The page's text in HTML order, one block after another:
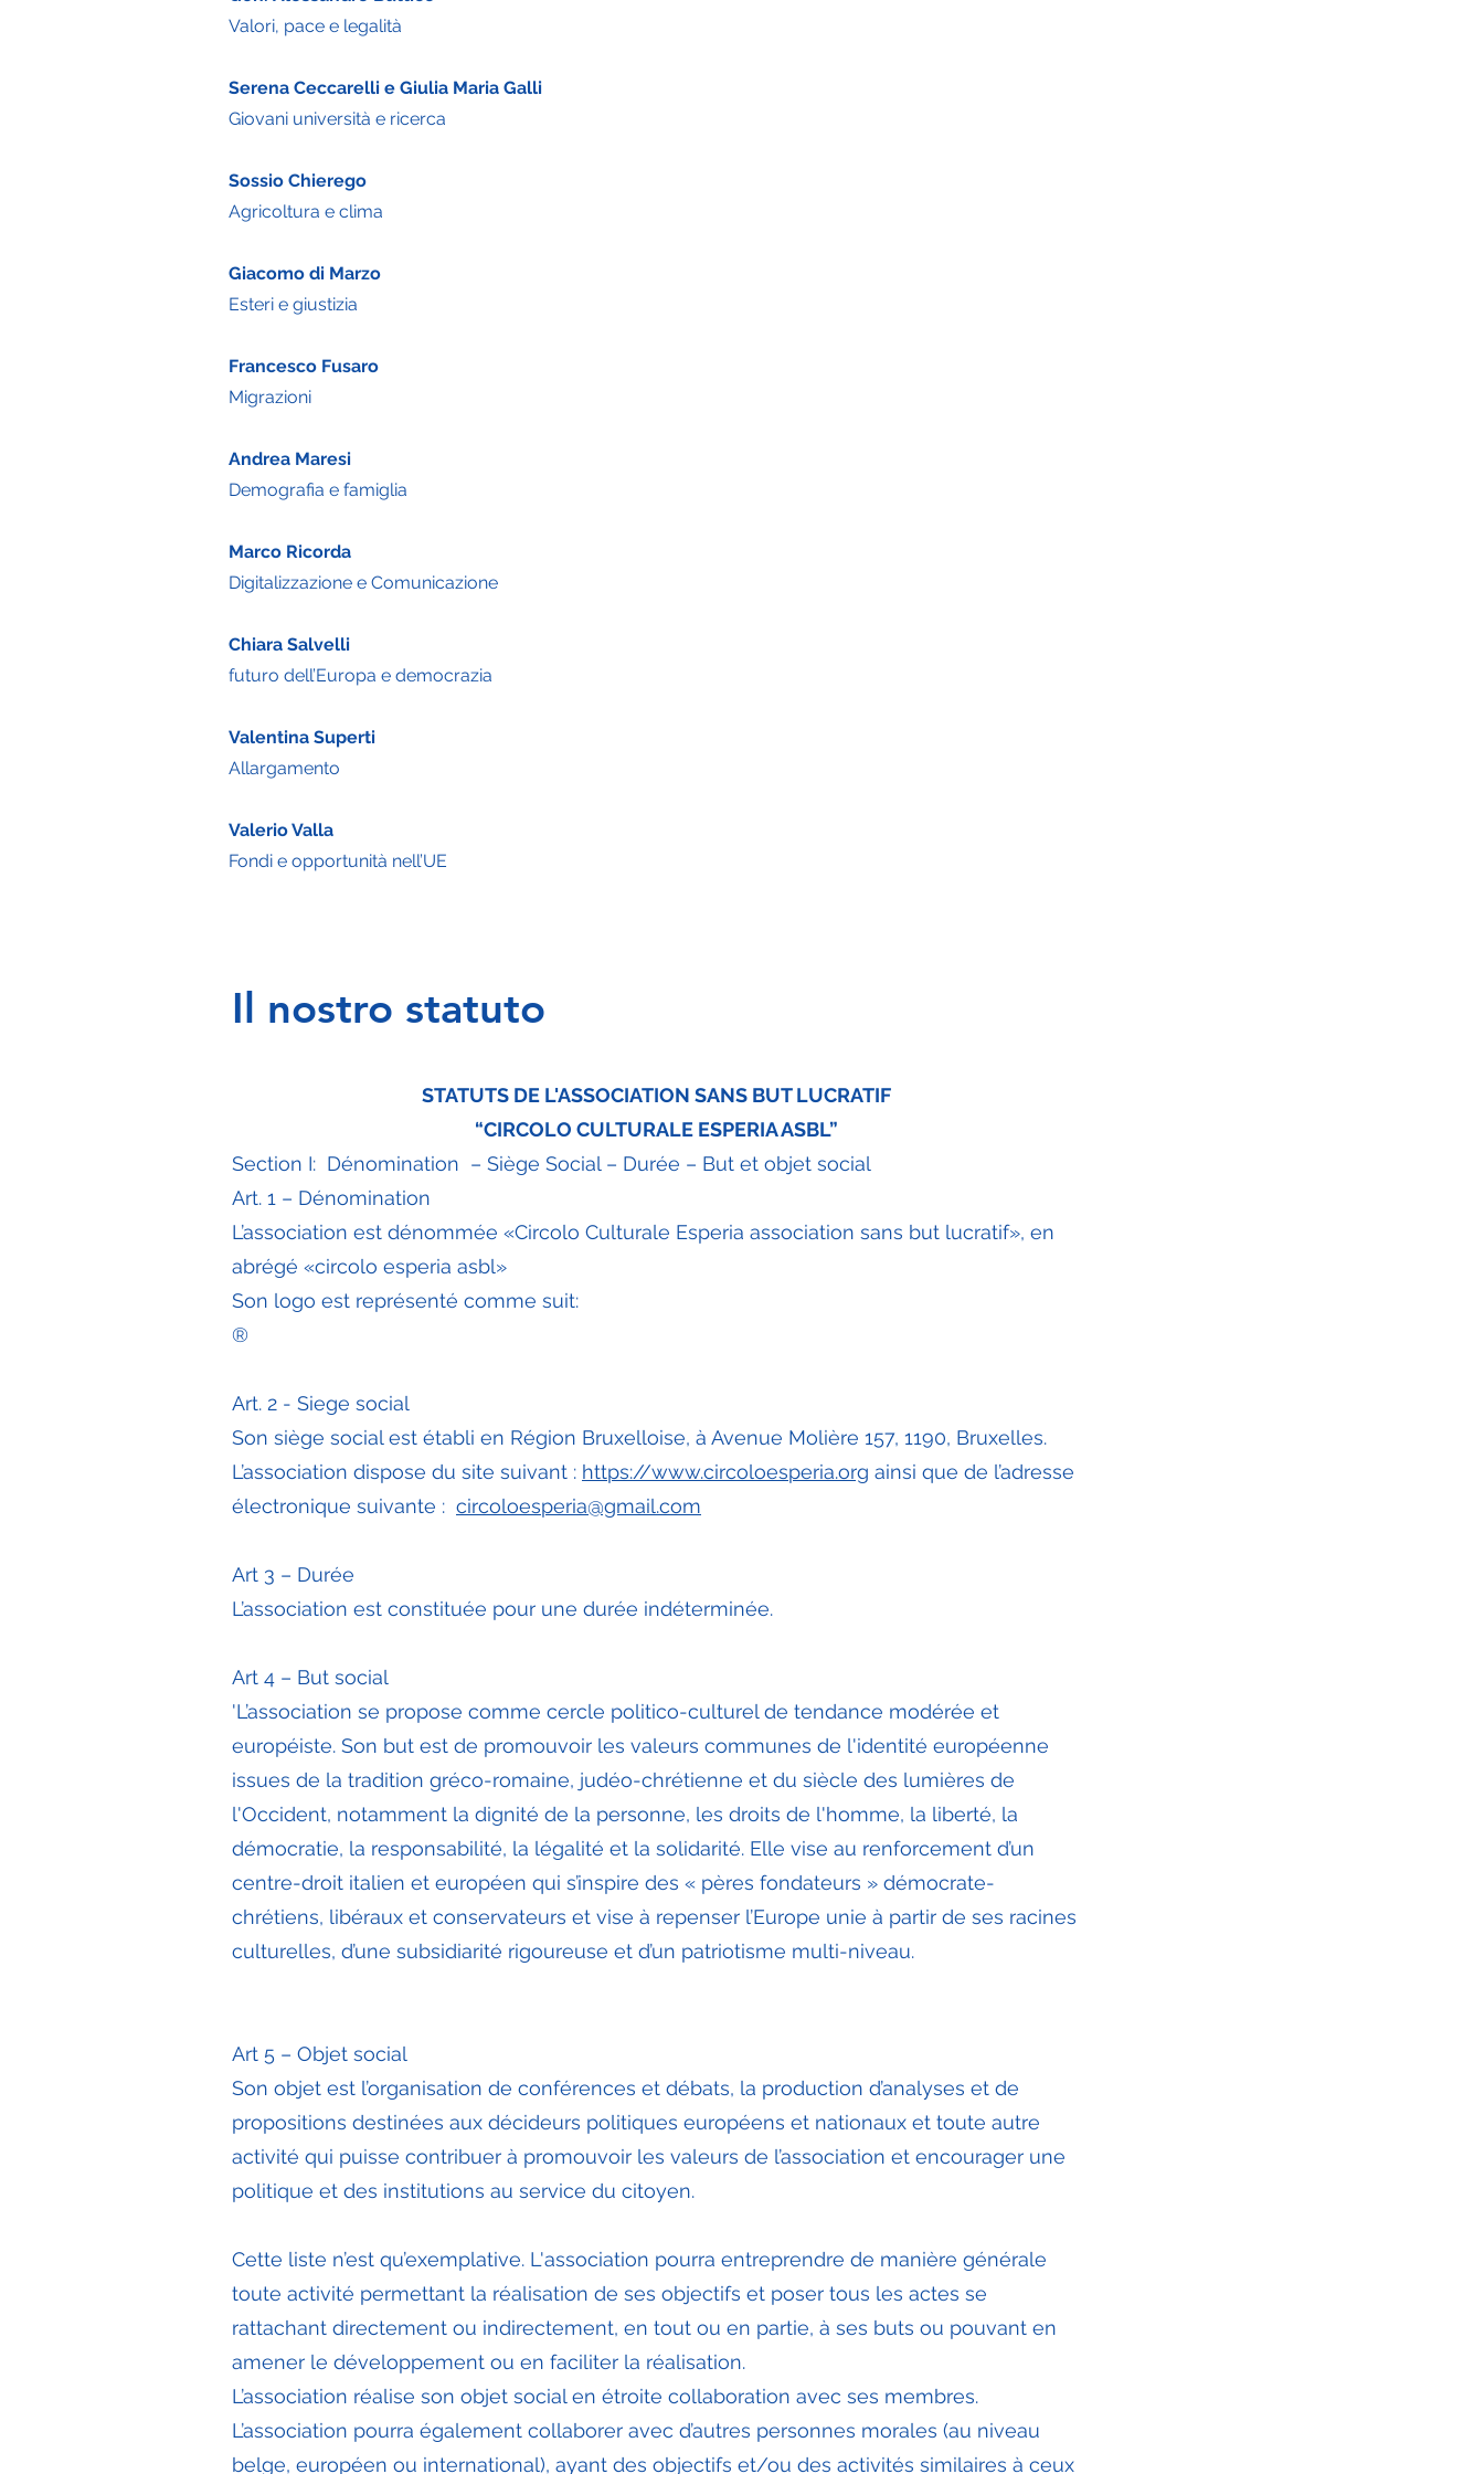
Valori, pace e legalità
Serena Ceccarelli e Giulia Maria Galli
Giovani università e ricerca
Sossio Chierego
Agricoltura e clima
Giacomo di Marzo
Esteri e giustizia
Francesco Fusaro
Migrazioni
Andrea Maresi
Demografia e famiglia
Marco Ricorda
Digitalizzazione e Comunicazione
Chiara Salvelli
futuro dell’Europa e democrazia
Valentina Superti
Allargamento
Valerio Valla
Fondi e opportunità nell’UE
Il nostro statuto
STATUTS DE L'ASSOCIATION SANS BUT LUCRATIF
“CIRCOLO CULTURALE ESPERIA ASBL”
Section I: Dénomination – Siège Social – Durée – But et objet social
Art. 1 – Dénomination
L’association est dénommée «Circolo Culturale Esperia association sans but lucratif», en
abrégé «circolo esperia asbl»
Son logo est représenté comme suit:
®
Art. 2 - Siege social
Son siège social est établi en Région Bruxelloise, à Avenue Molière 157, 1190, Bruxelles.
L’association dispose du site suivant : https://www.circoloesperia.org ainsi que de l’adresse
électronique suivante : circoloesperia@gmail.com
Art 3 – Durée
L’association est constituée pour une durée indéterminée.
Art 4 – But social
'L’association se propose comme cercle politico-culturel de tendance modérée et
européiste. Son but est de promouvoir les valeurs communes de l'identité européenne
issues de la tradition gréco-romaine, judéo-chrétienne et du siècle des lumières de
l'Occident, notamment la dignité de la personne, les droits de l'homme, la liberté, la
démocratie, la responsabilité, la légalité et la solidarité. Elle vise au renforcement d’un
centre-droit italien et européen qui s’inspire des « pères fondateurs » démocrate-
chrétiens, libéraux et conservateurs et vise à repenser l’Europe unie à partir de ses racines
culturelles, d’une subsidiarité rigoureuse et d’un patriotisme multi-niveau.
Art 5 – Objet social
Son objet est l’organisation de conférences et débats, la production d’analyses et de
propositions destinées aux décideurs politiques européens et nationaux et toute autre
activité qui puisse contribuer à promouvoir les valeurs de l’association et encourager une
politique et des institutions au service du citoyen.
Cette liste n’est qu’exemplative. L'association pourra entreprendre de manière générale
toute activité permettant la réalisation de ses objectifs et poser tous les actes se
rattachant directement ou indirectement, en tout ou en partie, à ses buts ou pouvant en
amener le développement ou en faciliter la réalisation.
L’association réalise son objet social en étroite collaboration avec ses membres.
L’association pourra également collaborer avec d’autres personnes morales (au niveau
belge, européen ou international), ayant des objectifs et/ou des activités similaires à ceux